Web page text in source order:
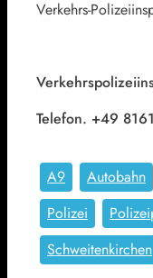
Verkehrs-
Telefon. +49
A9 Autobahn
Polizei
Schweitenkirchen